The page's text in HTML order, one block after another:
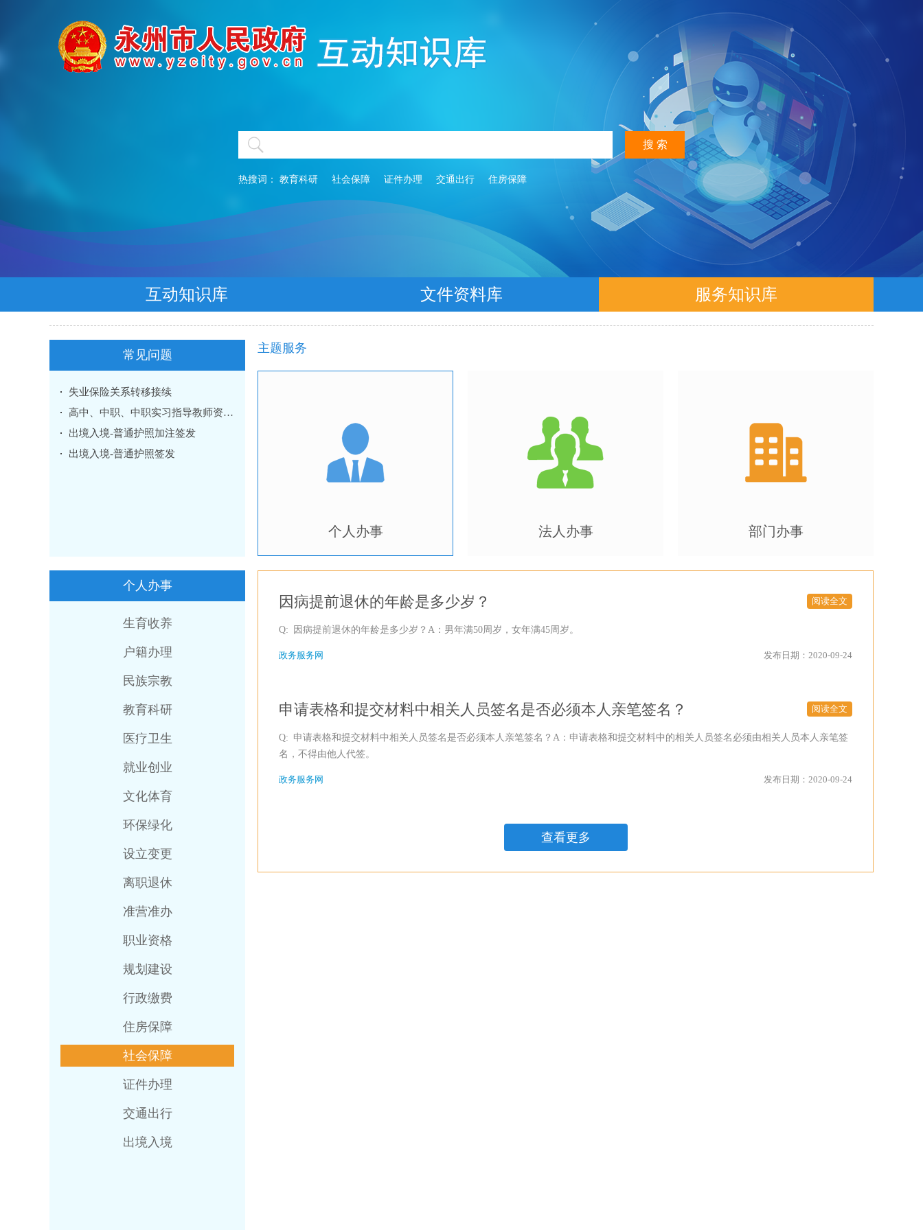
搜 索
热搜词： 教育科研 社会保障 证件办理 交通出行 住房保障
互动知识库 文件资料库 服务知识库
常见问题
失业保险关系转移接续
高中、中职、中职实习指导教师资格认定
出境入境-普通护照加注签发
出境入境-普通护照签发
主题服务
个人办事 法人办事 部门办事
个人办事
生育收养
户籍办理
民族宗教
教育科研
医疗卫生
就业创业
文化体育
环保绿化
设立变更
离职退休
准营准办
职业资格
规划建设
行政缴费
住房保障
社会保障
证件办理
交通出行
出境入境
因病提前退休的年龄是多少岁？ 阅读全文
Q: 因病提前退休的年龄是多少岁？A：男年满50周岁，女年满45周岁。
政务服务网 发布日期：2020-09-24
申请表格和提交材料中相关人员签名是否必须本人亲笔签名？ 阅读全文
Q: 申请表格和提交材料中相关人员签名是否必须本人亲笔签名？A：申请表格和提交材料中的相关人员签名必须由相关人员本人亲笔签
名，不得由他人代签。
政务服务网 发布日期：2020-09-24
查看更多